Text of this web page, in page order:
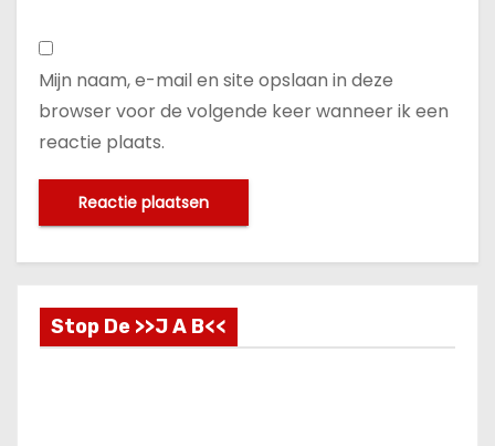
Mijn naam, e-mail en site opslaan in deze
browser voor de volgende keer wanneer ik een
reactie plaats.
Stop De >>J A B<<